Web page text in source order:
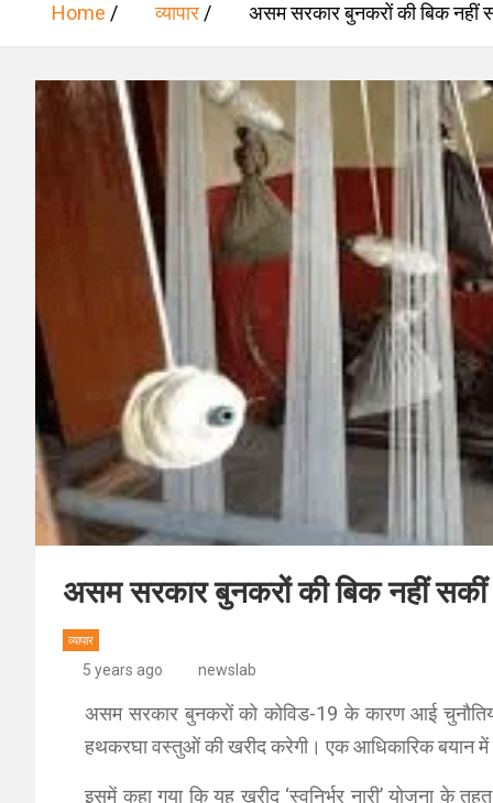
Home व्यापार असम सरकार बुनकरों की बिक नहीं
असम सरकार बुनकरों की बिक नहीं सकीं
व्यापार
5 years ago newslab
असम सरकार बुनकरों को कोविड-19 के कारण आई
हथकरघा वस्तुओं की खरीद करेगी। एक आधिकारिक बयान में
इसमें कहा गया कि यह खरीद ‘स्वनिर्भर नारी’ योजना